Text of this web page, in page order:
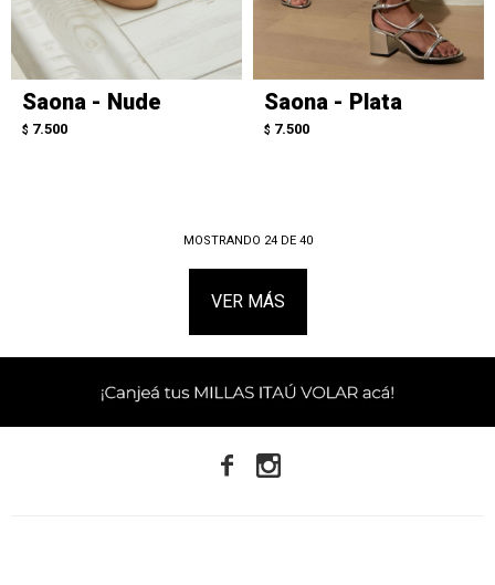
Saona - Nude
$ 7.500
Saona - Plata
$ 7.500
MOSTRANDO 24DE 40
VER MÁS
 